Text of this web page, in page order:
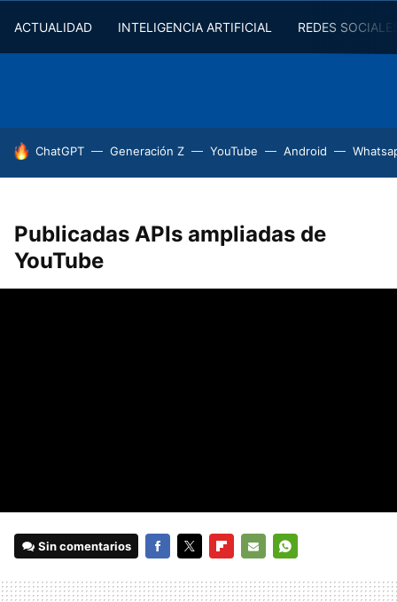
ACTUALIDAD INTELIGENCIA ARTIFICIAL REDES
HOY SE HABLA DE
ChatGPT Generación Z YouTube Android
Publicadas APIs ampliadas de
YouTube
Sin comentarios
MAIL